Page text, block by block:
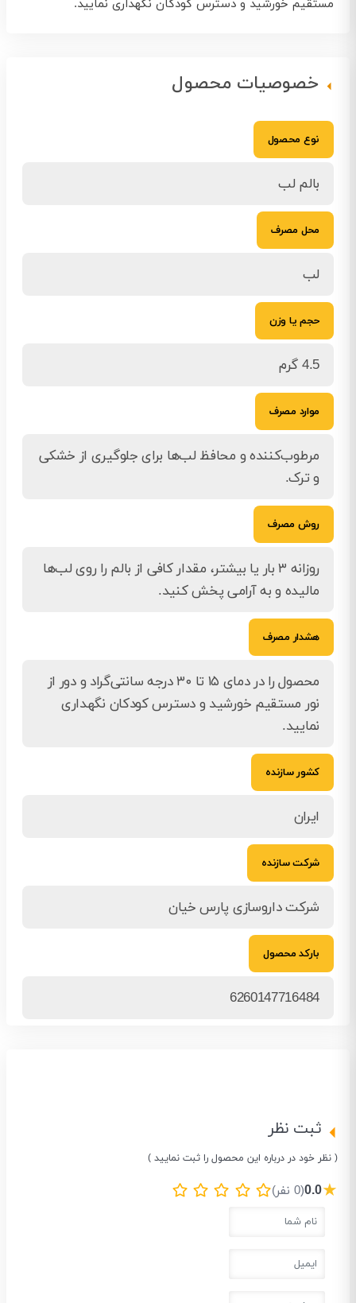
مستقیم خورشید و دسترس کودکان نگهداری نمایید.
خصوصیات محصول
نوع محصول
بالم لب
محل مصرف
لب
حجم یا وزن
4.5 گرم
موارد مصرف
مرطوب‌کننده و محافظ لب‌ها برای جلوگیری از خشکی
و ترک.
روش مصرف
روزانه ۳ بار یا بیشتر، مقدار کافی از بالم را روی لب‌ها
مالیده و به آرامی پخش کنید.
هشدار مصرف
محصول را در دمای ۱۵ تا ۳۰ درجه سانتی‌گراد و دور از
نور مستقیم خورشید و دسترس کودکان نگهداری
نمایید.
کشور سازنده
ایران
شرکت سازنده
شرکت داروسازی پارس خیان
بارکد محصول
6260147716484
ثبت نظر
( نظر خود در درباره این محصول را ثبت نمایید )
★
0.0(0 نفر)